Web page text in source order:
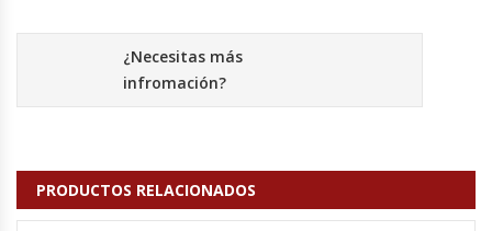
Expendedoras De Jugo
Exprimidoras De Cítricos
¿Necesitas más
infromación?
PRODUCTOS RELACIONADOS